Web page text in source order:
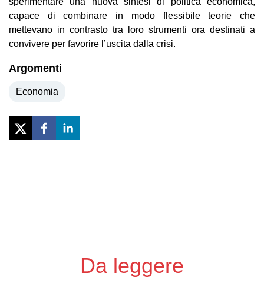
capace di combinare in modo flessibile teorie che
mettevano in contrasto tra loro strumenti ora destinati a
convivere per favorire l’uscita dalla crisi.
Argomenti
Economia
Da leggere